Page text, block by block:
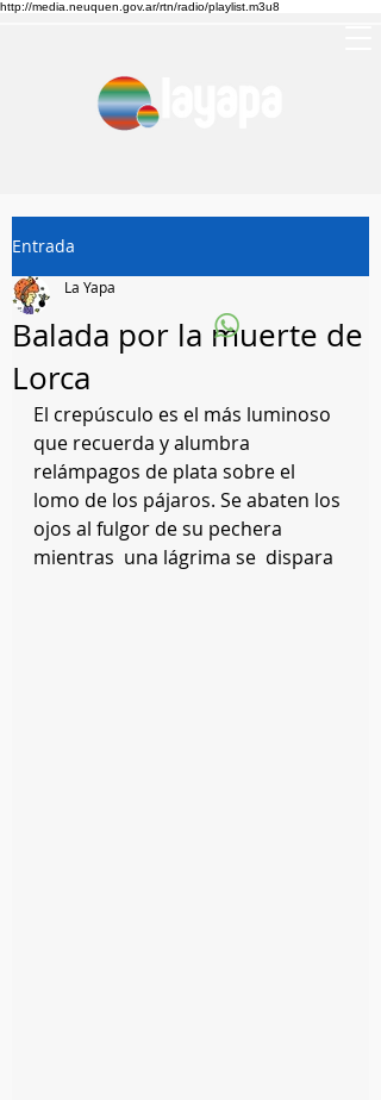
http://media.neuquen.gov.ar/rtn/radio/playlist.m3u8
Entrada
Balada por la muerte de
Lorca
La Yapa
El crepúsculo es el más luminoso
que recuerda y alumbra
relámpagos de plata sobre el
lomo de los pájaros. Se abaten los
ojos al fulgor de su pechera
mientras  una lágrima se  dispara